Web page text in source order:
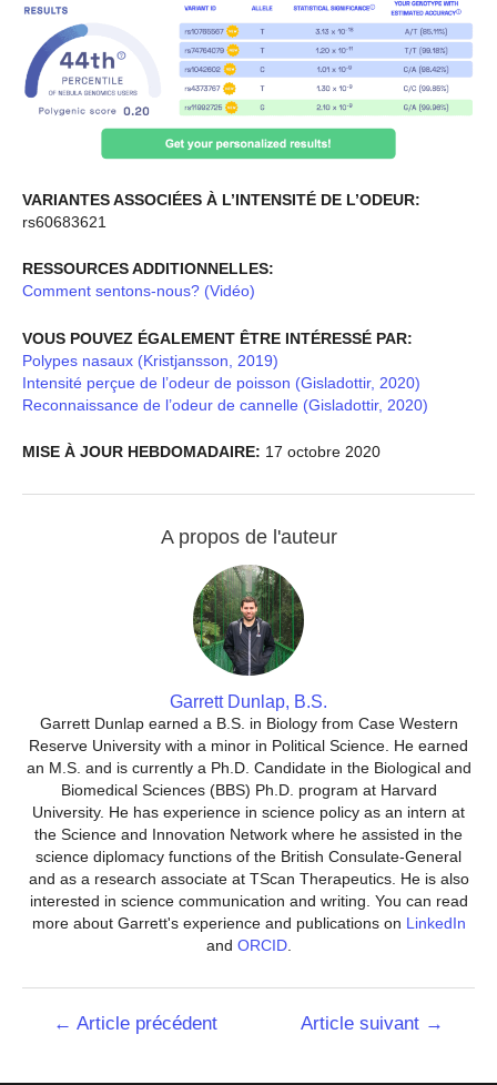
VARIANTES ASSOCIÉES À L’INTENSITÉ DE L’ODEUR:
rs60683621
RESSOURCES ADDITIONNELLES:
Comment sentons-nous? (Vidéo)
VOUS POUVEZ ÉGALEMENT ÊTRE INTÉRESSÉ PAR:
Polypes nasaux (Kristjansson, 2019)
Intensité perçue de l’odeur de poisson (Gisladottir, 2020)
Reconnaissance de l’odeur de cannelle (Gisladottir, 2020)
MISE À JOUR HEBDOMADAIRE: 17 octobre 2020
A propos de l'auteur
Garrett Dunlap, B.S.
Garrett Dunlap earned a B.S. in Biology from Case Western
Reserve University with a minor in Political Science. He earned
an M.S. and is currently a Ph.D. Candidate in the Biological and
Biomedical Sciences (BBS) Ph.D. program at Harvard
University. He has experience in science policy as an intern at
the Science and Innovation Network where he assisted in the
science diplomacy functions of the British Consulate-General
and as a research associate at TScan Therapeutics. He is also
interested in science communication and writing. You can read
more about Garrett's experience and publications on LinkedIn
and ORCID.
Navigation
← Article précédent Article suivant →